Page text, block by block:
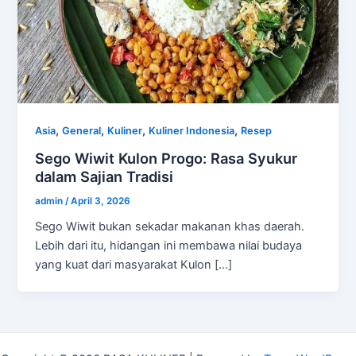
Asia,General, Kuliner, Kuliner Indonesia, Resep
Sego Wiwit Kulon Progo: Rasa Syukur
dalam Sajian Tradisi
admin /April 3, 2026
Sego Wiwit bukan sekadar makanan khas daerah.
Lebih dari itu, hidangan ini membawa nilai budaya
yang kuat dari masyarakat Kulon […]